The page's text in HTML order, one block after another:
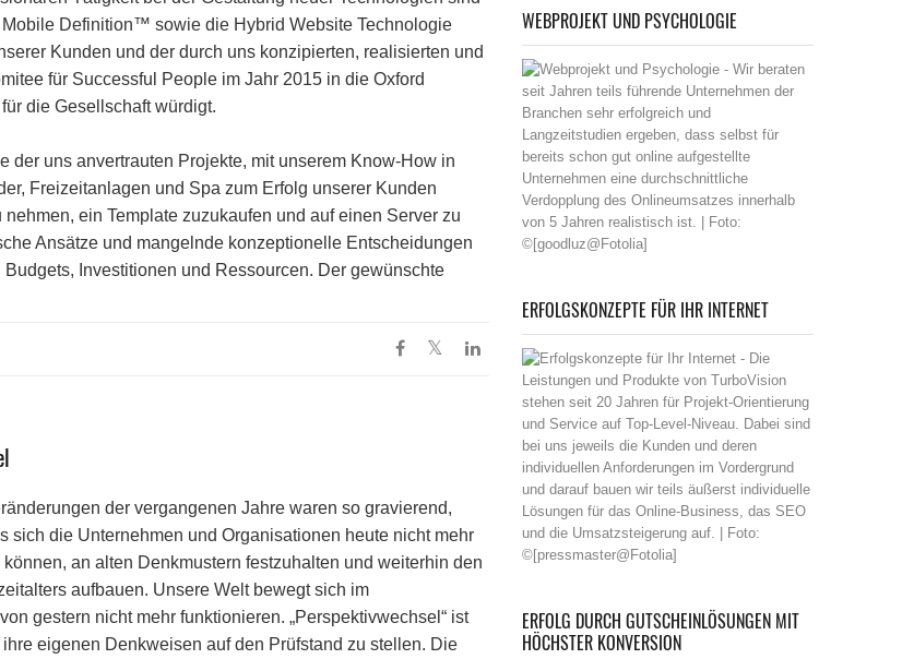
Definition™ sowie die Hybrid Website Technologie
Kunden und der durch uns konzipierten, realisierten und
für Successful People im Jahr 2015 in die Oxford
die Gesellschaft würdigt.
der uns anvertrauten Projekte, mit unserem Know-How in
Freizeitanlagen und Spa zum Erfolg unserer Kunden
ein Template zuzukaufen und auf einen Server zu
Ansätze und mangelnde konzeptionelle Entscheidungen
Investitionen und Ressourcen. Der gewünschte
der vergangenen Jahre waren so gravierend,
sich die Unternehmen und Organisationen heute nicht mehr
können, an alten Denkmustern festzuhalten und weiterhin den
aufbauen. Unsere Welt bewegt sich im
gestern nicht mehr funktionieren. „Perspektivwechsel“ ist
eigenen Denkweisen auf den Prüfstand zu stellen. Die
WEBPROJEKT UND PSYCHOLOGIE
ERFOLGSKONZEPTE FÜR IHR INTERNET
ERFOLG DURCH GUTSCHEINLÖSUNGEN MIT
HÖCHSTER KONVERSION